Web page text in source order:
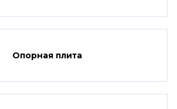
Опорная плита